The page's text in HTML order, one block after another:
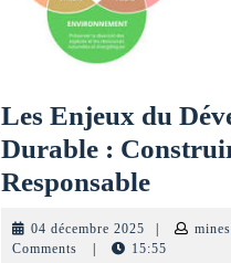
Les Enjeux du
Durable :
ResponsableLes
Enjeux
du
04 décembre 2025 04
décembre
|
Comments
| 15:55